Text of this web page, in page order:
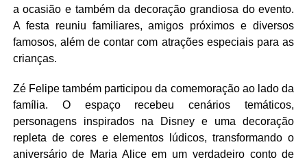
a ocasião e também da decoração grandiosa do evento.
A festa reuniu familiares, amigos próximos e diversos
famosos, além de contar com atrações especiais para as
crianças.
Zé Felipetambém participou da comemoração ao lado da
família. O espaço recebeu cenários temáticos,
personagens inspirados na Disney e uma decoração
repleta de cores e elementos lúdicos, transformando o
aniversário de Maria Alice em um verdadeiro conto de